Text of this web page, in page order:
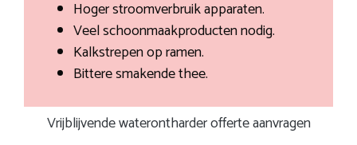
Hoger stroomverbruik apparaten.
Veel schoonmaakproducten nodig.
Kalkstrepen op ramen.
Bittere smakende thee.
Vrijblijvende waterontharder offerte aanvragen